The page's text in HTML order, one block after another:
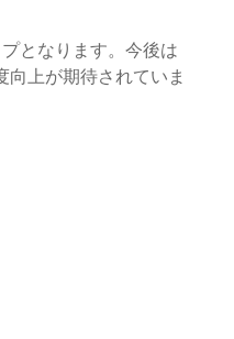
となります。今後は
上が期待されていま